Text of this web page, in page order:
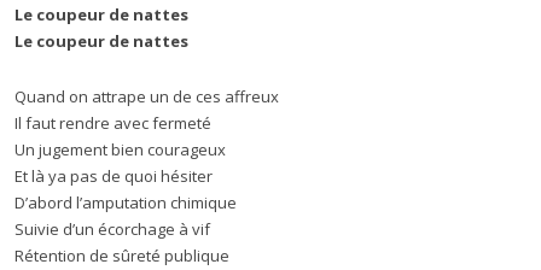
Le coupeur de nattes
Le coupeur de nattes
Quand on attrape un de ces affreux
Il faut rendre avec fermeté
Un jugement bien courageux
Et là ya pas de quoi hésiter
D’abord l’amputation chimique
Suivie d’un écorchage à vif
Rétention de sûreté publique